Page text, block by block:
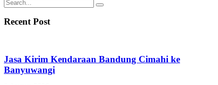
Recent Post
Jasa Kirim Kendaraan Bandung Cimahi ke
Banyuwangi